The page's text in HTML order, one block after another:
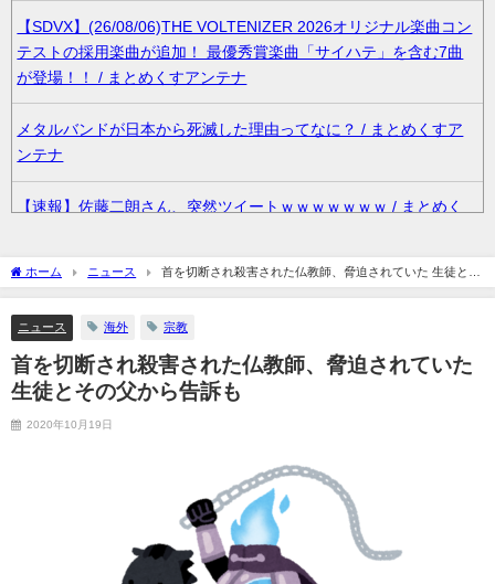
【SDVX】(26/08/06)THE VOLTENIZER 2026オリジナル楽曲コン
テストの採用楽曲が追加！ 最優秀賞楽曲「サイハテ」を含む7曲
が登場！！ / まとめくすアンテナ
メタルバンドが日本から死滅した理由ってなに？ / まとめくすア
ンテナ
【速報】佐藤二朗さん、突然ツイートｗｗｗｗｗｗｗ / まとめく
【悲報】日本人、バカかもしれない。食品消費税減税
36歳の彼女と結婚したいのに、家族が猛反対。家族から信じられ
ない言葉が飛び出した… 他 / 2chnaviヘッドライン
ライブ”が地獄すぎた 他 / 2chnaviヘッドライン
【画像】長濱ねる(27歳)の乳がヤバイと話題にｗｗｗｗ1700万バ
ズｗｗｗｗｗｗｗｗｗｗ 他 / 2chnaviヘッドライン
ホーム ニュース
首を切断され殺害された仏教師、脅迫されていた 生徒とそ
の父から告訴も
ニュース 海外 宗教
首を切断され殺害された仏教師、脅迫されていた
生徒とその父から告訴も
2020年10月19日